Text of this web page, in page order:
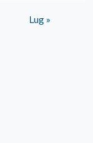
Lug »